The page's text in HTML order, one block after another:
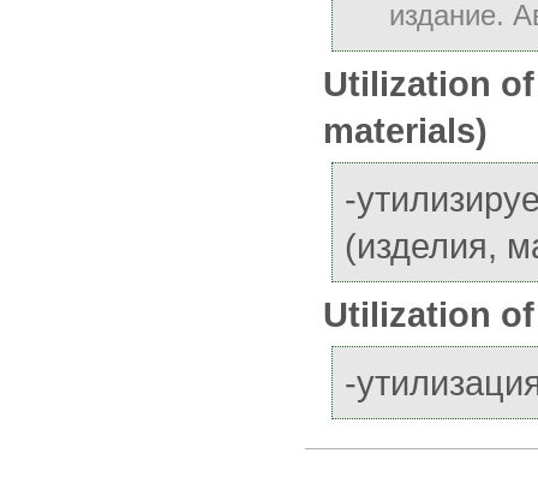
издание.
Utilization
materials)
-
(изделия,
Utilization
-